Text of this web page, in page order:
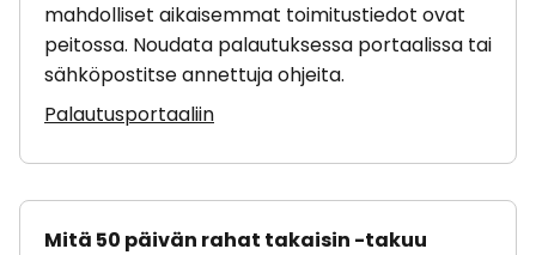
mahdolliset aikaisemmat toimitustiedot ovat
peitossa. Noudata palautuksessa portaalissa tai
sähköpostitse annettuja ohjeita.
Palautusportaaliin
Mitä 50 päivän rahat takaisin -takuu